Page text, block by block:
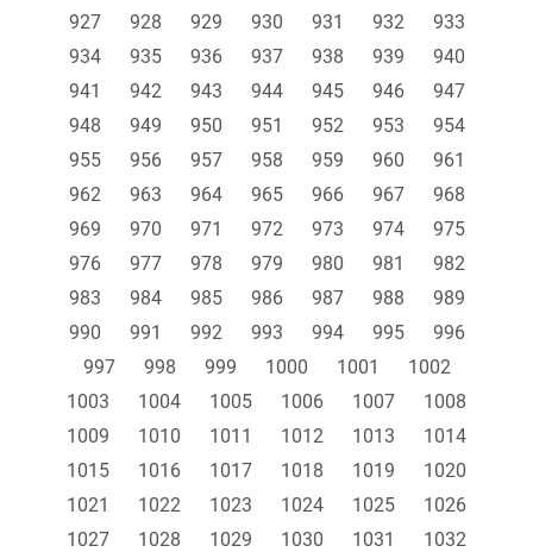
927
928 929 930 931 932
933
934
935 936 937 938 939
940
941
942 943 944 945 946
947
948
949 950 951 952 953
954
955
956 957 958 959 960
961
962
963 964 965 966 967
968
969
970 971 972 973 974
975
976
977 978 979 980 981
982
983
984 985 986 987 988
989
990
991 992 993 994 995
996
997
998 999 1000 1001
1002
1003
1004 1005 1006 1007
1008
1009
1010 1011 1012 1013
1014
1015
1016 1017 1018 1019
1020
1021
1022 1023 1024 1025
1026
1027
1028 1029 1030 1031
1032